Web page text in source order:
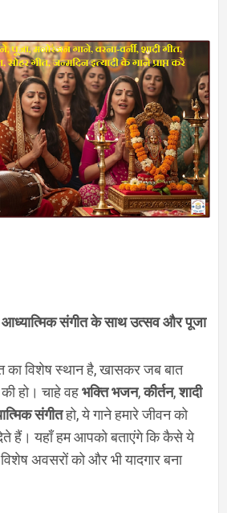
संगीत के साथ उत्सव और पूजा
का विशेष स्थान है, खासकर जब बात
हो। चाहे वहभक्ति भजन,कीर्तन,शादी
संगीतहो, ये गाने हमारे जीवन को
हैं। यहाँ हम आपको बताएंगे कि कैसे ये
अवसरों को और भी यादगार बना